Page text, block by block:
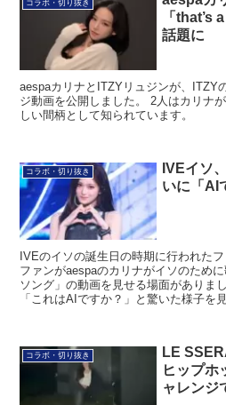
コラボ・切り抜き
aespaカ
「that’s
話題に
aespaカリナとITZYリュジンが、ITZY
ジ動画を公開しました。 2人はカリナ
しい間柄として知られています。
コラボ・切り抜き
IVEイソ
いに「AI
IVEのイソの誕生日の時期に行われた
ファンがaespaのカリナがイソのため
ソング」の動画を見せる場面がありま
「これはAIですか？」と驚いた様子を
コラボ・切り抜き
LE
ヒップホ
ャレンジ